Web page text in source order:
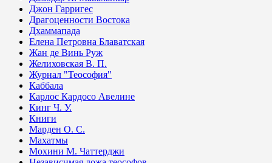
Джон Гарригес
Драгоценности Востока
Дхаммапада
Елена Петровна Блаватская
Жан де Винь Руж
Желиховская В. П.
Журнал "Теософия"
Каббала
Карлос Кардосо Авелине
Кинг Ч. У.
Книги
Марден О. С.
Махатмы
Мохини М. Чаттерджи